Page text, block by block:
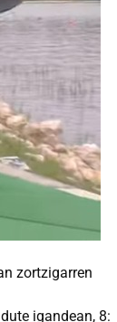
zortzigarren
igandean, 8: